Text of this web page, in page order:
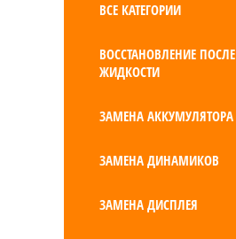
ВСЕ КАТЕГОРИИ
ВОССТАНОВЛЕНИЕ ПОСЛЕ
ЖИДКОСТИ
ЗАМЕНА АККУМУЛЯТОРА
ЗАМЕНА ДИНАМИКОВ
ЗАМЕНА ДИСПЛЕЯ